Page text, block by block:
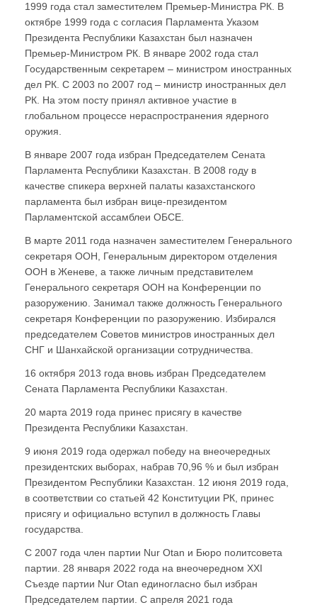
1999 года стал заместителем Премьер-Министра РК. В
октябре 1999 года с согласия Парламента Указом
Президента Республики Казахстан был назначен
Премьер-Министром РК. В январе 2002 года стал
Государственным секретарем – министром иностранных
дел РК. С 2003 по 2007 год – министр иностранных дел
РК. На этом посту принял активное участие в
глобальном процессе нераспространения ядерного
оружия.
В январе 2007 года избран Председателем Сената
Парламента Республики Казахстан. В 2008 году в
качестве спикера верхней палаты казахстанского
парламента был избран вице-президентом
Парламентской ассамблеи ОБСЕ.
В марте 2011 года назначен заместителем Генерального
секретаря ООН, Генеральным директором отделения
ООН в Женеве, а также личным представителем
Генерального секретаря ООН на Конференции по
разоружению. Занимал также должность Генерального
секретаря Конференции по разоружению. Избирался
председателем Советов министров иностранных дел
СНГ и Шанхайской организации сотрудничества.
16 октября 2013 года вновь избран Председателем
Сената Парламента Республики Казахстан.
20 марта 2019 года принес присягу в качестве
Президента Республики Казахстан.
9 июня 2019 года одержал победу на внеочередных
президентских выборах, набрав 70,96 % и был избран
Президентом Республики Казахстан. 12 июня 2019 года,
в соответствии со статьей 42 Конституции РК, принес
присягу и официально вступил в должность Главы
государства.
С 2007 года член партии Nur Otan и Бюро политсовета
партии. 28 января 2022 года на внеочередном XXI
Съезде партии Nur Otan единогласно был избран
Председателем партии. С апреля 2021 года